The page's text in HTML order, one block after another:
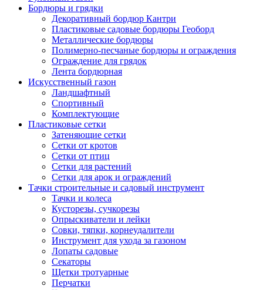
Бордюры и грядки
Декоративный бордюр Кантри
Пластиковые садовые бордюры Геоборд
Металлические бордюры
Полимерно-песчаные бордюры и ограждения
Ограждение для грядок
Лента бордюрная
Искусственный газон
Ландшафтный
Спортивный
Комплектующие
Пластиковые сетки
Затеняющие сетки
Сетки от кротов
Сетки от птиц
Сетки для растений
Сетки для арок и ограждений
Тачки строительные и садовый инструмент
Тачки и колеса
Кусторезы, сучкорезы
Опрыскиватели и лейки
Совки, тяпки, корнеудалители
Инструмент для ухода за газоном
Лопаты садовые
Секаторы
Щетки тротуарные
Перчатки